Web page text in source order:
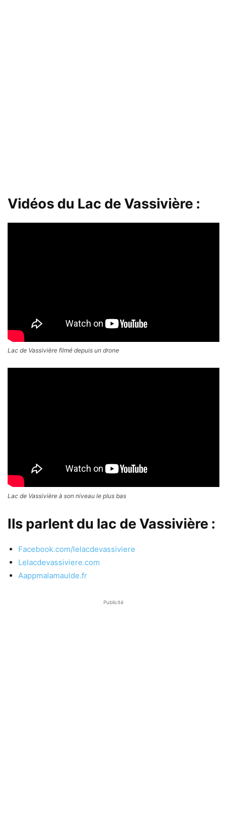
Vidéos du Lac de Vassivière :
Lac de Vassivière filmé depuis un drone
Lac de Vassivière à son niveau le plus bas
Ils parlent du lac de Vassivière :
Facebook.com/lelacdevassiviere
Lelacdevassiviere.com
Aappmalamaulde.fr
Publicité